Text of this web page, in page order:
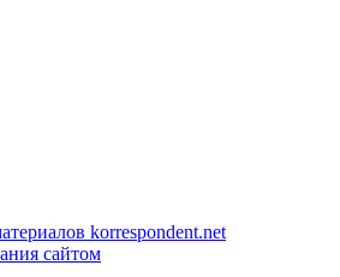
korrespondent.net
сайтом